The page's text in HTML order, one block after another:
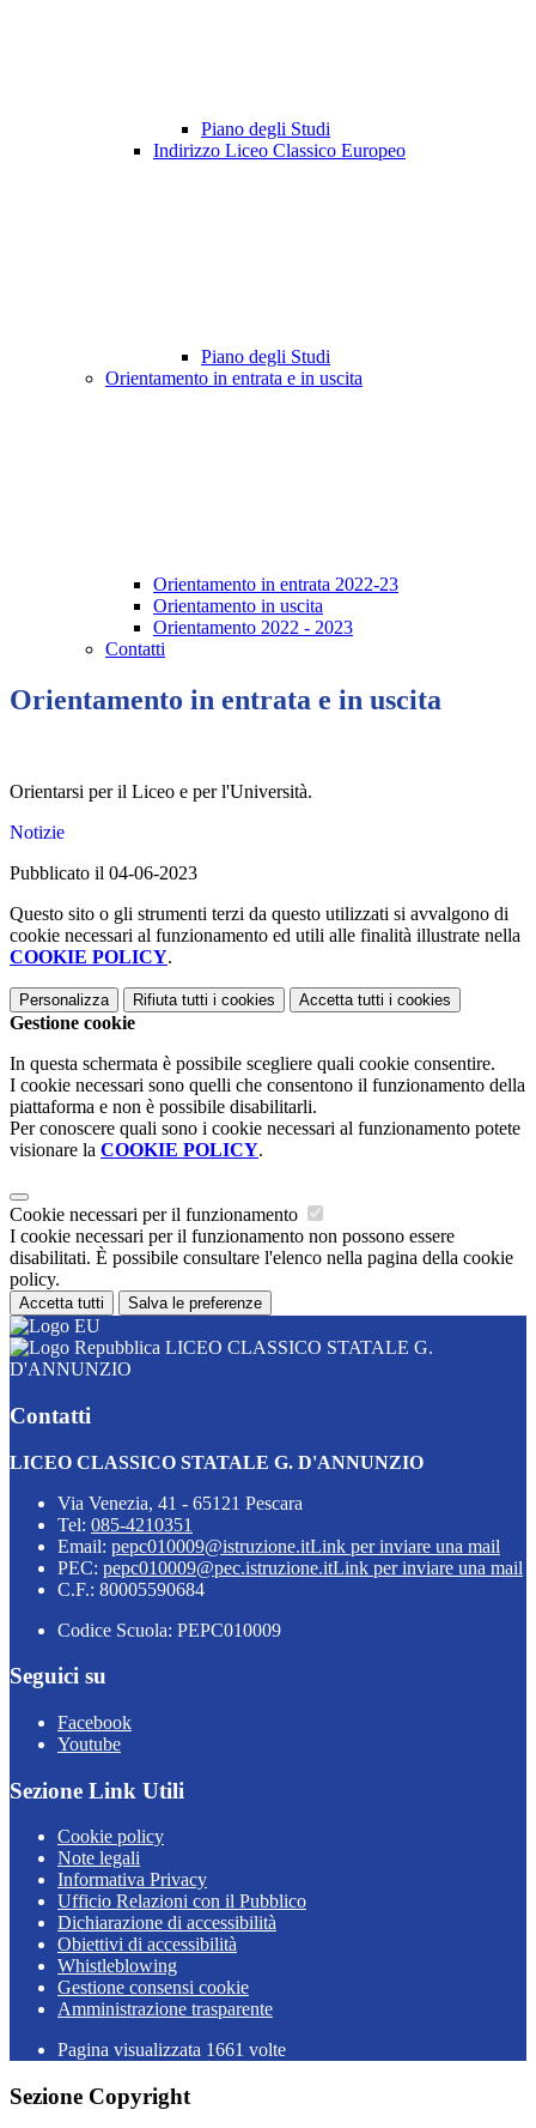
Piano degli Studi
Indirizzo Liceo Classico Europeo
Piano degli Studi
Orientamento in entrata e in uscita
Orientamento in entrata 2022-23
Orientamento in uscita
Orientamento 2022 - 2023
Contatti
Orientamento in entrata e in uscita
Orientarsi per il Liceo e per l'Università.
Notizie
Pubblicato il 04-06-2023
Questo sito o gli strumenti terzi da questo utilizzati si avvalgono di
cookie necessari al funzionamento ed utili alle finalità illustrate nella
COOKIE POLICY.
Personalizza Rifiuta tutti i cookies Accetta tutti i cookies
Gestione cookie
In questa schermata è possibile scegliere quali cookie consentire.
I cookie necessari sono quelli che consentono il funzionamento della
piattaforma e non è possibile disabilitarli.
Per conoscere quali sono i cookie necessari al funzionamento potete
visionare la COOKIE POLICY.
Cookie necessari per il funzionamento
I cookie necessari per il funzionamento non possono essere
disabilitati. È possibile consultare l'elenco nella pagina della cookie
policy.
Accetta tutti Salva le preferenze
LICEO CLASSICO STATALE G.
D'ANNUNZIO
Contatti
LICEO CLASSICO STATALE G. D'ANNUNZIO
Via Venezia, 41 - 65121 Pescara
Tel: 085-4210351
Email: pepc010009@istruzione.itLink per inviare una mail
PEC: pepc010009@pec.istruzione.itLink per inviare una mail
C.F.: 80005590684
Codice Scuola: PEPC010009
Seguici su
Facebook
Youtube
Sezione Link Utili
Cookie policy
Note legali
Informativa Privacy
Ufficio Relazioni con il Pubblico
Dichiarazione di accessibilità
Obiettivi di accessibilità
Whistleblowing
Gestione consensi cookie
Amministrazione trasparente
Pagina visualizzata 1661 volte
Sezione Copyright